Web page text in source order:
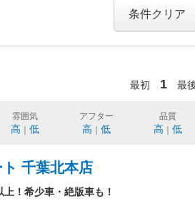
条件クリア
最初 1 最
雰囲気
高 低
アフター
高 低
品質
高 低
千葉北本店
！希少車・絶版車も！